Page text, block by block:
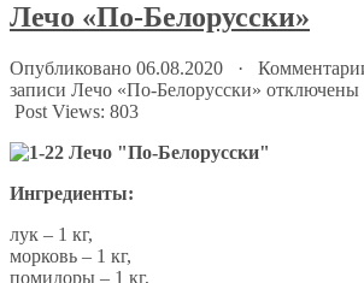
Лечо «По-Белорусски»
Опубликовано 06.08.2020 ·
записи Лечо «По-Белорусски» отключены
Post Views: 803
Ингредиенты:
лук – 1 кг,
морковь – 1 кг,
помидоры – 1 кг,